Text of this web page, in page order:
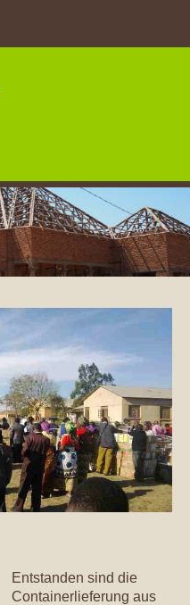
Entstanden sind die
Containerlieferung aus